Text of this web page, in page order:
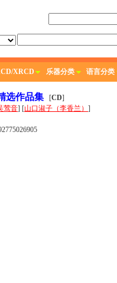
XRCD 乐器分类 语言分类
选作品集 [CD]
莺音] [山口淑子（李香兰） ]